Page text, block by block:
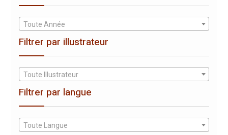
Toute Année
Filtrer par illustrateur
Toute Illustrateur
Filtrer par langue
Toute Langue